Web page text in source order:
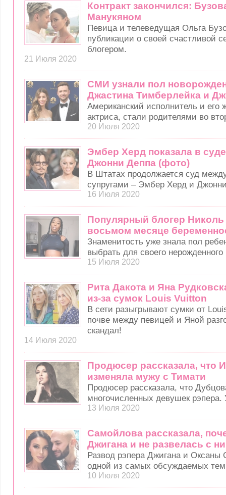
Контракт закончился:
Манукяном
Певица и телеведущая Ольга
публикации о своей счастливой
блогером.
21 Июля 2020
СМИ узнали пол
Джастина Тимберлейка и
Американский исполнитель и его
актриса, стали родителями во
20 Июля 2020
Эмбер Херд показала в
Джонни Деппа (фото)
В Штатах продолжается суд
супругами – Эмбер Херд и
16 Июля 2020
Популярный блогер Николь
восьмом месяце
Знаменитость уже знала пол
выбрать для своего
15 Июля 2020
Рита Дакота и Яна
из-за сумок Louis Vuitton
В сети разыгрывают сумки от
почве между певицей и Яной
скандал!
14 Июля 2020
Продюсер рассказала, что
изменяла мужу с Тимати
Продюсер рассказала, что
многочисленных девушек рэпера.
13 Июля 2020
Самойлова рассказала,
Джигана и не развелась с
Развод рэпера Джигана и Оксаны
одной из самых обсуждаемых
10 Июля 2020